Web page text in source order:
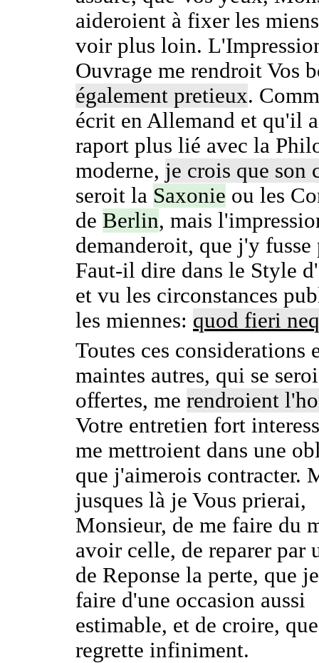
aideroient à fixer les
voir plus loin.
Ouvrage me rendroit Vos
également pretieux.
écrit en Allemand et qu'il
raport plus lié avec la
moderne, je crois que son
seroit la Saxonie ou les
de Berlin, mais
demanderoit, que j'y fusse
Faut-il dire dans le Style
et vu les circonstances
les miennes: quod fieri
Toutes ces considerations
maintes autres, qui se
offertes, me rendroient
Votre entretien fort
me mettroient dans une
que j'aimerois contracter.
jusques là je Vous prierai,
Monsieur, de me faire du
avoir celle, de reparer par
de Reponse la perte, que
faire d'une occasion aussi
estimable, et de croire,
regrette infiniment.